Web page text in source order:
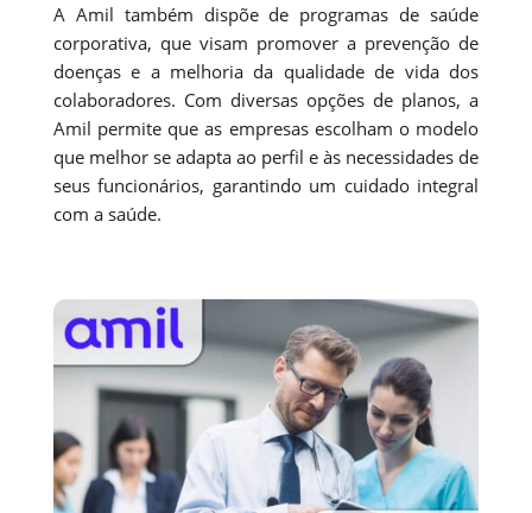
A Amil também dispõe de programas de saúde
corporativa, que visam promover a prevenção de
doenças e a melhoria da qualidade de vida dos
colaboradores. Com diversas opções de planos, a
Amil permite que as empresas escolham o modelo
que melhor se adapta ao perfil e às necessidades de
seus funcionários, garantindo um cuidado integral
com a saúde.